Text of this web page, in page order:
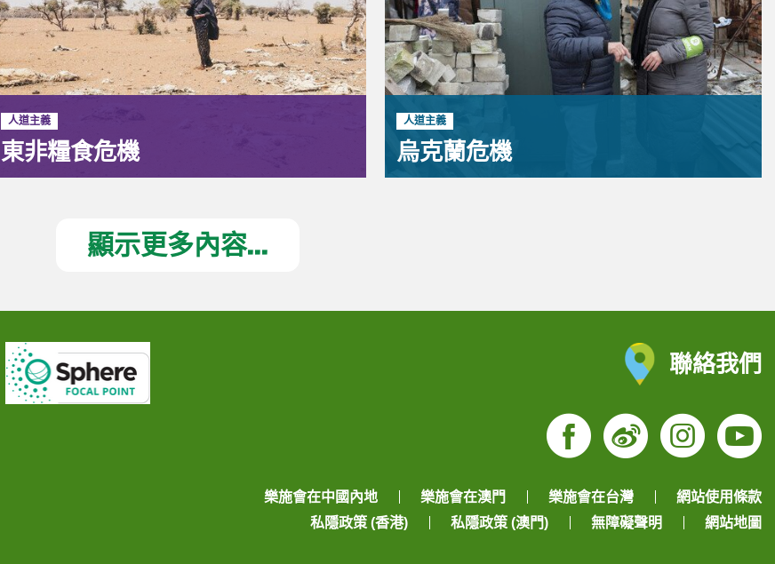
人道主義
東非糧食危機
人道主義
烏克蘭危機
顯示更多內容...
聯絡我們
Facebook
Weibo
樂施會在中國內地 樂施會在澳門 樂施會在台灣
網站使用條款
私隱政策 (香港)
私隱政策 (澳門) 無障礙聲明 網站地圖